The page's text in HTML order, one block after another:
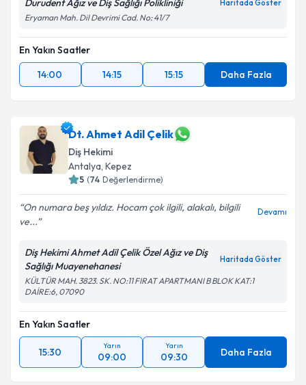
Durudent Ağız ve Diş Sağlığı Polikliniği Haritada Göster
Eryaman Mah. Dil Devrimi Cad. No: 41/7
En Yakın Saatler
14:00
14:15 15:15 Daha Fazla
Dt. Ahmet Adil Çelik
Diş Hekimi
Antalya, Kepez
5 (74 Değerlendirme)
On numara beş yıldız. Hocam çok ilgili, alakalı, bilgili
ve...
Devamı
Diş Hekimi Ahmet Adil Çelik Özel Ağız ve Diş
Sağlığı Muayenehanesi
Haritada Göster
KÜLTÜR MAH. 3823. SK. NO:11 FIRAT APARTMANI B BLOK KAT:1
DAİRE:6, 07090
En Yakın Saatler
15:30
Yarın
09:00
Yarın
09:30 Daha Fazla